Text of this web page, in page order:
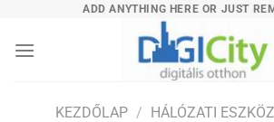
content
ADD ANYTHING HERE OR JUST
KEZDŐLAP / HÁLÓZATI ESZKÖZ